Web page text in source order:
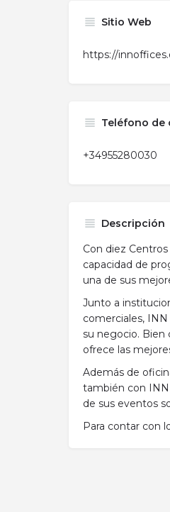
Sitio Web
https://
Teléfono de
+34955280030
Descripción
Con diez
capacidad de
una de sus
Junto a
comerciales,
su negocio. Bien
ofrece las
Además de
también con INN
de sus eventos
Para contar con